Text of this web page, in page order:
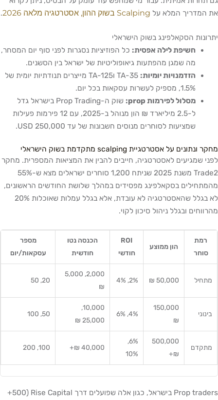
את המדריך המלא על Scalping בשוק ההון, אסטרטגיה מלאה 2026 .
יתרונות הסקאלפינג בשוק הישראלי
חשיפת לילה אפסית: כל הפוזיציות נסגרות לפני סוף יום המסחר,
מה שמגן מהפתעות גיאופוליטיות של ישראל בין הסשנים.
הזדמנויות יומיות:
TA-35 וTA-125 מייצרים תנודתיות יומית של
1.5%, מספיק לעשרות עסקאות בכל יום.
מסלול לפירמות prop:
שוק ה-Prop Trading בישראל גדל
ל-2.5 מיליארד ₪ הון מנוהל ב-2025, עם 12 פירמות פעילות
שמציעות לסוחרים מנוסים חשבונות של עד 250,000 USD.
מחקר ונתונים על אסטרטגיית scalping מתקדמת בשוק הישראלי
לפני שמגיעים לאסטרטגיה, חייבים להבין את המציאות המספרית. מחקר
Trade2 משנת 2025 שניתח 1,200 סוחרים ישראלים מצא ש-55%
מהמתחילים בסקאלפינג מפסידים במהלך שלושת החודשים הראשונים,
לא בגלל שהאסטרטגיה לא עובדת, אלא בגלל עמלות שאוכלות 20%
מהרווחים ובגלל ניהול סיכון לקוי.
רמת
סוחר
הון ממוצע
ROI
חודשי
הכנסה נטו
חודשית
מספר
עסקאות/יום
מתחיל 50,000 ₪
2%, 4%
2,000, 5,000
₪
20, 50
בינוני
150,000
₪
4%, 6%
10,000,
25,000 ₪
50, 100
מתקדם
500,000
₪+
6%,
10%
40,000 ₪+
100, 200
Prop traders בישראל, כגון אלה שפועלים דרך Rise Capital (500+